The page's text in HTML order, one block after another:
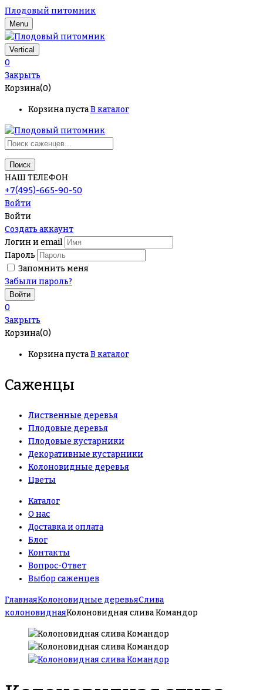
Плодовый питомник
Menu
Vertical
0
Закрыть
Корзина(0)
Корзина пустаВ каталог
Поиск
НАШ ТЕЛЕФОН
+7(495)-665-90-50
Войти
Войти
Создать аккаунт
Логин и email
Пароль
Запомнить меня
Забыли пароль?
0
Закрыть
Корзина(0)
Корзина пустаВ каталог
Саженцы
Лиственные деревья
Плодовые деревья
Плодовые кустарники
Декоративные кустарники
Колоновидные деревья
Цветы
Каталог
О нас
Доставка и оплата
Блог
Контакты
Вопрос-Ответ
Выбор саженцев
ГлавнаяКолоновидные деревьяСлива
колоновиднаяКолоновидная слива Командор